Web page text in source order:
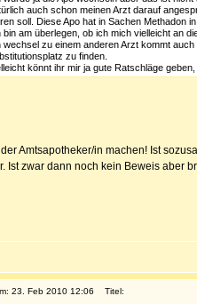
auch schon meinen Arzt darauf
soll. Diese Apo hat in Sachen Methadon
bin am überlegen, ob ich mich vielleicht an
wechsel zu einem anderen Arzt kommt
zu finden.
könnt ihr mir ja gute Ratschläge
Amtsapotheker/in machen! Ist
Ist zwar dann noch kein Beweis aber
23. Feb 2010 12:06 Titel: